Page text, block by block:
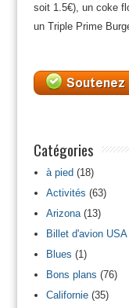
soit 1.5€), un coke
un Triple Prime
Catégories
à pied(18)
Activités (63)
Arizona(13)
Billet d'avion USA
Blues (1)
Bons plans (76)
Californie(35)